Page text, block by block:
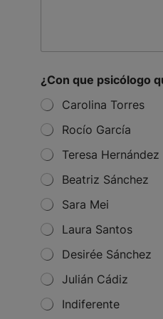
e
¿Con que psicólogo
Carolina Torres
Rocío García
Teresa Hernández
Beatriz Sánchez
Sara Mei
Laura Santos
Desirée Sánchez
Julián Cádiz
Indiferente